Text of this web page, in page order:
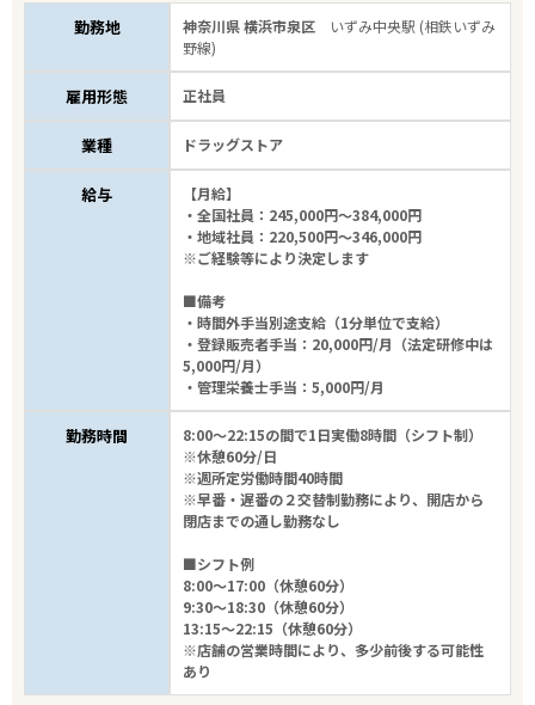
勤務地 神奈川県 横浜市泉区 いずみ中央駅 (相鉄いずみ
野線)
雇用形態 正社員
業種 ドラッグストア
給与
【月給】
・全国社員：245,000円～384,000円
・地域社員：220,500円～346,000円
※ご経験等により決定します
■備考
・時間外手当別途支給（1分単位で支給）
・登録販売者手当：20,000円/月（法定研修中は
5,000円/月）
・管理栄養士手当：5,000円/月
勤務時間
8:00～22:15の間で1日実働8時間（シフト制）
※休憩60分/日
※週所定労働時間40時間
※早番・遅番の２交替制勤務により、開店から
閉店までの通し勤務なし
■シフト例
8:00～17:00（休憩60分）
9:30～18:30（休憩60分）
13:15～22:15（休憩60分）
※店舗の営業時間により、多少前後する可能性
あり